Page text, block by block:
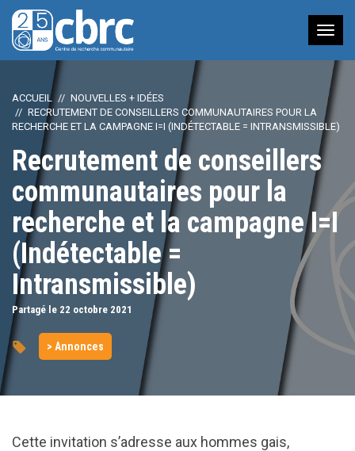
à
ACCUEIL
NOUVELLES + IDÉES
RECRUTEMENT DE CONSEILLERS COMMUNAUTAIRES POUR LA
RECHERCHE ET LA CAMPAGNE I=I (INDÉTECTABLE = INTRANSMISSIBLE)
Recrutement de conseillers
communautaires pour la
recherche et la campagne I=I
(Indétectable =
Intransmissible)
Partagé le 22 octobre 2021
> Annonces
Cette invitation s’adresse aux hommes gais,